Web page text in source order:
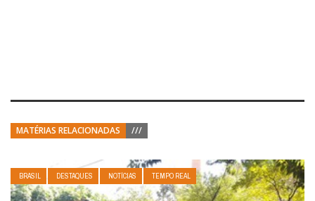
MATÉRIAS RELACIONADAS ///
BRASIL DESTAQUES NOTÍCIAS TEMPO REAL